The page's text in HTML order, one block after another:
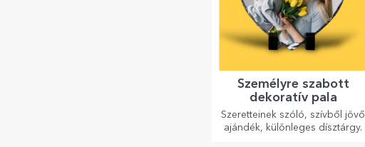
Személyre szabott
dekoratív pala
Szeretteinek szóló, szívből jövő
ajándék, különleges dísztárgy.